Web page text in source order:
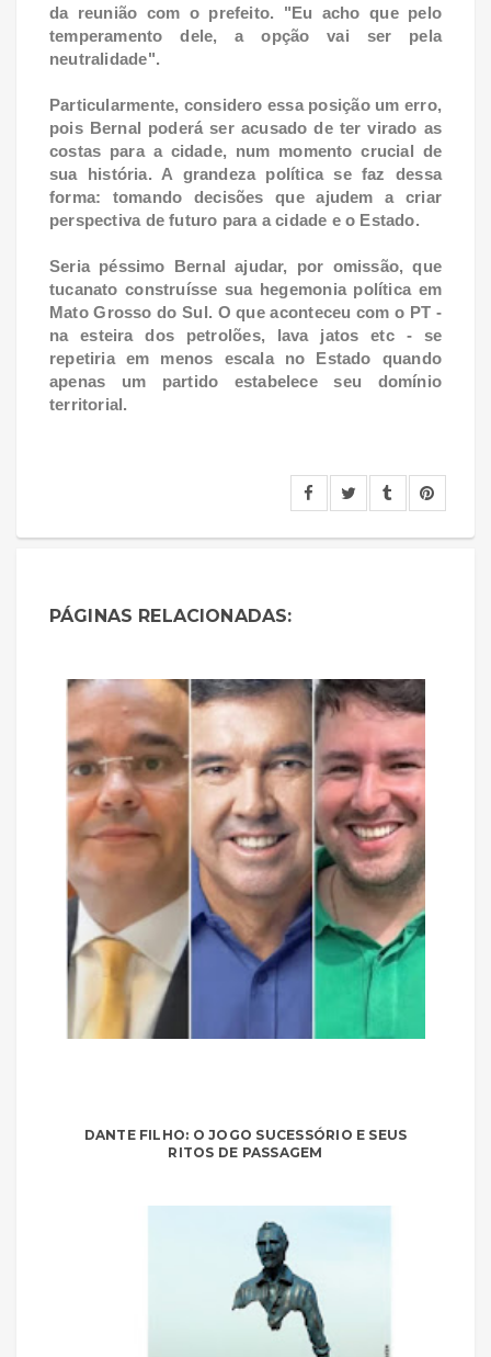
da reunião com o prefeito. "Eu acho que pelo
temperamento dele, a opção vai ser pela
neutralidade".
Particularmente, considero essa posição um erro,
pois Bernal poderá ser acusado de ter virado as
costas para a cidade, num momentocrucial de
sua história. A grandeza política se faz dessa
forma: tomando decisões que ajudem a criar
perspectiva de futuro para a cidade eo Estado.
Seria péssimo Bernal ajudar, por omissão, que
tucanato construísse sua hegemonia política em
Mato Grosso do Sul. O que aconteceu com o PT -
na esteira dos petrolões, lava jatos etc - se
repetiria em menos escala no Estado quando
apenas um partido estabelece seu domínio
territorial.
PÁGINAS RELACIONADAS:
DANTE FILHO: O JOGO SUCESSÓRIO E SEUS
RITOS DE PASSAGEM